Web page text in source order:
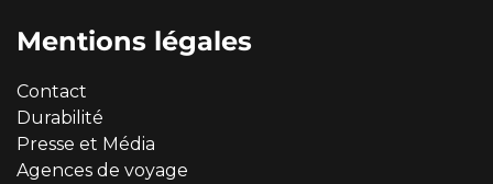
Mentions légales
Contact
Durabilité
Presse et Média
Agences de voyage